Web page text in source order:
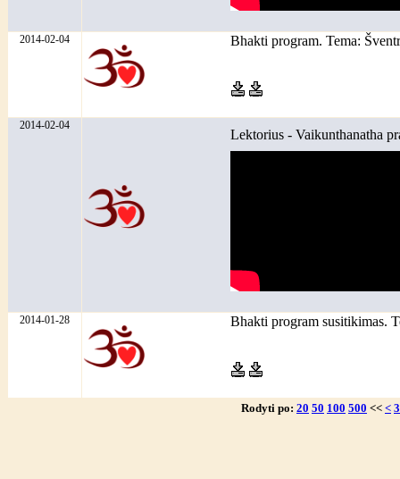
2014-02-04 Bhakti program. Tema:
2014-02-04
Lektorius - Vaikunthanatha
2014-01-28 Bhakti program susitikimas.
Rodyti po: 20 50 100 500 << < 3